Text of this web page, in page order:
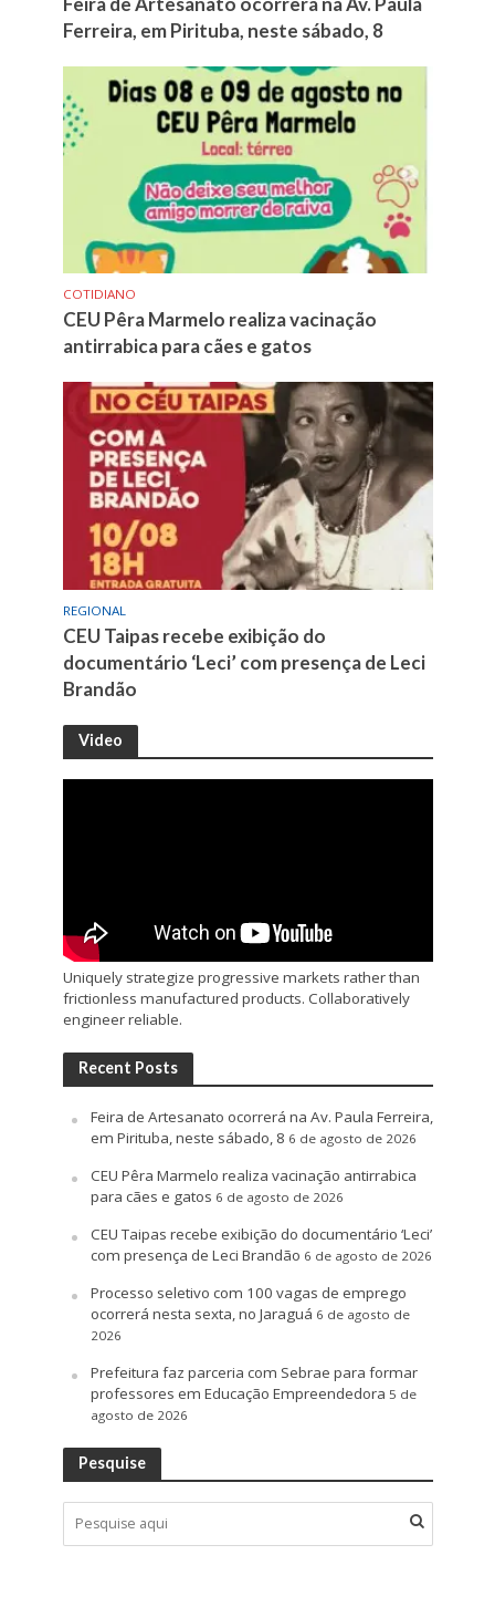
Ferreira, em Pirituba, neste sábado, 8
COTIDIANO
CEU Pêra Marmelo realiza vacinação
antirrabica para cães e gatos
REGIONAL
CEU Taipas recebe exibição do
documentário ‘Leci’ com presença de Leci
Brandão
Video
Uniquely strategize progressive markets rather than
frictionless manufactured products. Collaboratively
engineer reliable.
Recent Posts
Feira de Artesanato ocorrerá na Av. Paula Ferreira,
em Pirituba, neste sábado, 8 6 de agosto de 2026
CEU Pêra Marmelo realiza vacinação antirrabica
para cães e gatos 6 de agosto de 2026
CEU Taipas recebe exibição do documentário ‘Leci’
com presença de Leci Brandão 6 de agosto de 2026
Processo seletivo com 100 vagas de emprego
ocorrerá nesta sexta, no Jaraguá 6 de agosto de
2026
Prefeitura faz parceria com Sebrae para formar
professores em Educação Empreendedora 5 de
agosto de 2026
Pesquise